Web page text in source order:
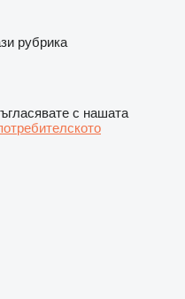
рубрика
с нашата